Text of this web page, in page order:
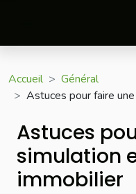
Accueil
Général
Astuces pour faire
Astuces
simulation
immobilier